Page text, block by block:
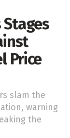
Stages
Price
slam the
warning
the